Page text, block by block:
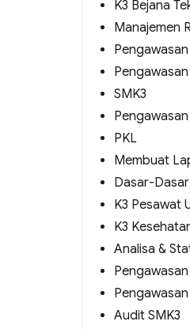
K3 Bejana
Manajemen
SMK3
PKL
Membuat
Dasar-Dasar
K3 Pesawat
K3
Analisa &
Audit SMK3